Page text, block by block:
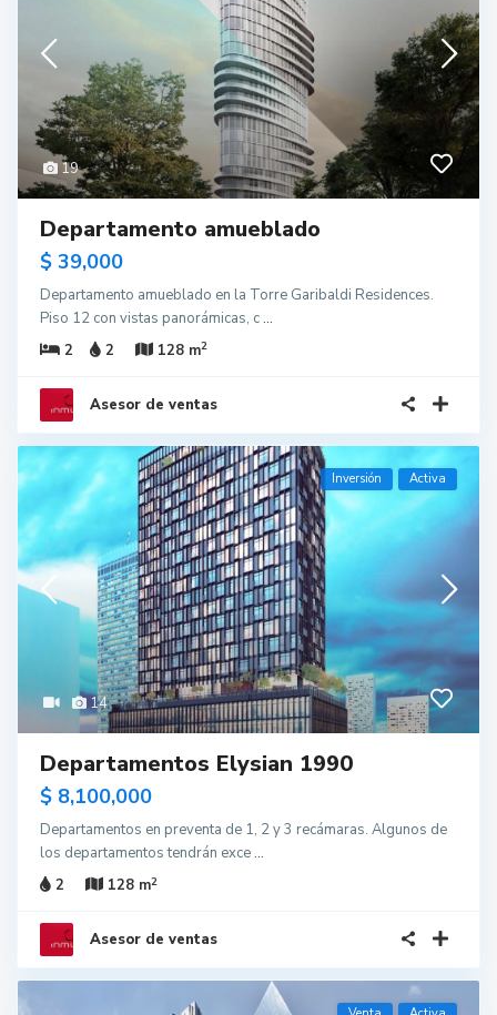
19
Departamento amueblado
$ 39,000
Departamento amueblado en la Torre Garibaldi Residences.
Piso 12 con vistas panorámicas, c...
2
2 128 m2
Asesor de ventas
14
Inversión Activa
Departamentos Elysian 1990
$ 8,100,000
Departamentos en preventa de 1, 2 y 3 recámaras. Algunos de
los departamentos tendrán exce...
2
128 m2
Asesor de ventas